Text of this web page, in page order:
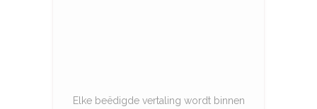
Elke beëdigde vertaling wordt binnen